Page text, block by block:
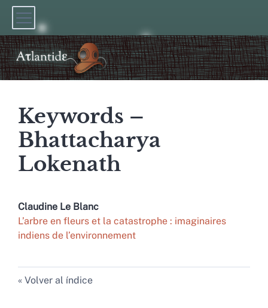
Keywords –
Bhattacharya
Lokenath
Claudine Le Blanc
L’arbre en fleurs et la catastrophe : imaginaires
indiens de l’environnement
Volver al índice